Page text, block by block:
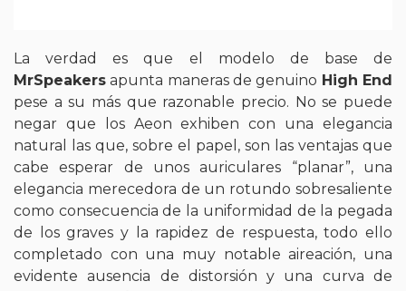
La verdad es que el modelo de base de
MrSpeakers apunta maneras de genuino High End
pese a su más que razonable precio. No se puede
negar que los Aeon exhiben con una elegancia
natural las que, sobre el papel, son las ventajas que
cabe esperar de unos auriculares “planar”, una
elegancia merecedora de un rotundo sobresaliente
como consecuencia de la uniformidad de la pegada
de los graves y la rapidez de respuesta, todo ello
completado con una muy notable aireación, una
evidente ausencia de distorsión y una curva de